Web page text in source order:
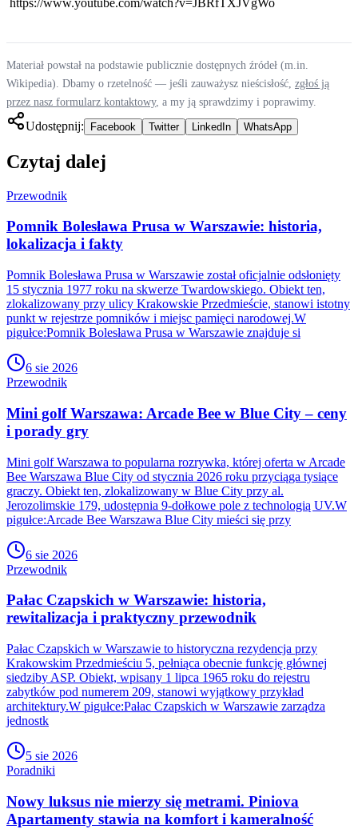
Materiał powstał na podstawie publicznie dostępnych źródeł (m.in.
Wikipedia). Dbamy o rzetelność — jeśli zauważysz nieścisłość, zgłoś ją
przez nasz formularz kontaktowy, a my ją sprawdzimy i poprawimy.
Udostępnij: Facebook Twitter LinkedIn WhatsApp
Czytaj dalej
Przewodnik
Pomnik Bolesława Prusa w Warszawie: historia,
lokalizacja i fakty
Pomnik Bolesława Prusa w Warszawie został oficjalnie odsłonięty
15 stycznia 1977 roku na skwerze Twardowskiego. Obiekt ten,
zlokalizowany przy ulicy Krakowskie Przedmieście, stanowi istotny
punkt w rejestrze pomników i miejsc pamięci narodowej.W
pigułce:Pomnik Bolesława Prusa w Warszawie znajduje si
6 sie 2026
Przewodnik
Mini golf Warszawa: Arcade Bee w Blue City – ceny
i porady gry
Mini golf Warszawa to popularna rozrywka, której oferta w Arcade
Bee Warszawa Blue City od stycznia 2026 roku przyciąga tysiące
graczy. Obiekt ten, zlokalizowany w Blue City przy al.
Jerozolimskie 179, udostępnia 9-dołkowe pole z technologią UV.W
pigułce:Arcade Bee Warszawa Blue City mieści się przy
6 sie 2026
Przewodnik
Pałac Czapskich w Warszawie: historia,
rewitalizacja i praktyczny przewodnik
Pałac Czapskich w Warszawie to historyczna rezydencja przy
Krakowskim Przedmieściu 5, pełniąca obecnie funkcję głównej
siedziby ASP. Obiekt, wpisany 1 lipca 1965 roku do rejestru
zabytków pod numerem 209, stanowi wyjątkowy przykład
architektury.W pigułce:Pałac Czapskich w Warszawie zarządza
jednostk
5 sie 2026
Poradniki
Nowy luksus nie mierzy się metrami. Piniova
Apartamenty stawia na komfort i kameralność